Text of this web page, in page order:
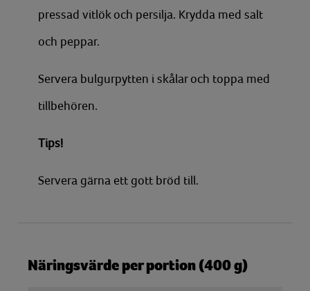
pressad vitlök och persilja. Krydda med salt
och peppar.
Servera bulgurpytten i skålar och toppa med
tillbehören.
Tips!
Servera gärna ett gott bröd till.
Näringsvärde per portion (400 g)